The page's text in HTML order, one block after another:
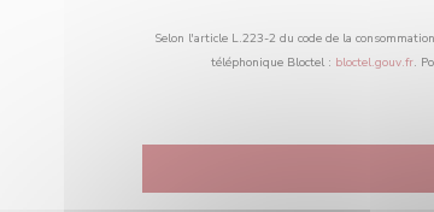
Selon l'article L.223-2 du code de la
téléphonique Bloctel : bloctel.gouv.fr.